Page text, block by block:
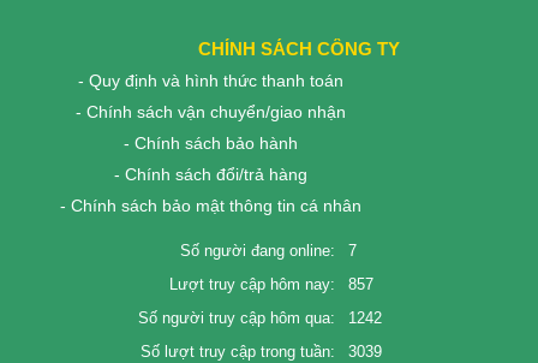
CHÍNH SÁCH CÔNG TY
- Quy định và hình thức thanh toán
- Chính sách vận chuyển/giao nhận
- Chính sách bảo hành
- Chính sách đổi/trả hàng
- Chính sách bảo mật thông tin cá nhân
Số người đang online:
7
Lượt truy cập hôm nay:
857
Số người truy cập hôm qua:
1242
Số lượt truy cập trong tuần:
3039